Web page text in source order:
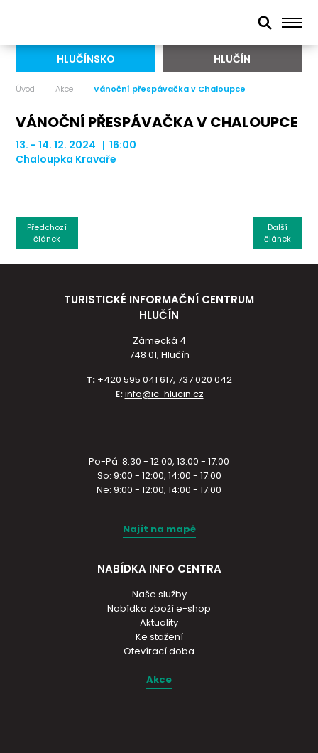
HLUČÍNSKO HLUČÍN
Úvod Akce Vánoční přespávačka v Chaloupce
VÁNOČNÍ PŘESPÁVAČKA V CHALOUPCE
13. - 14. 12. 2024 | 16:00
Chaloupka Kravaře
Další
článek
Předchozí
článek
TURISTICKÉ INFORMAČNÍ CENTRUM
HLUČÍN
Zámecká 4
748 01, Hlučín
T: +420 595 041 617, 737 020 042
E:info@ic-hlucin.cz
Po-Pá: 8:30 - 12:00, 13:00 - 17:00
So: 9:00 - 12:00, 14:00 - 17:00
Ne: 9:00 - 12:00, 14:00 - 17:00
Najít na mapě
NABÍDKA INFO CENTRA
Naše služby
Nabídka zboží e-shop
Aktuality
Ke stažení
Otevírací doba
Akce